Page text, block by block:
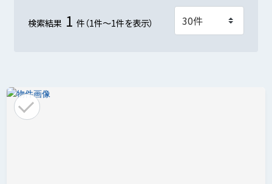
検索結果 1 件（1件～1件を表示）